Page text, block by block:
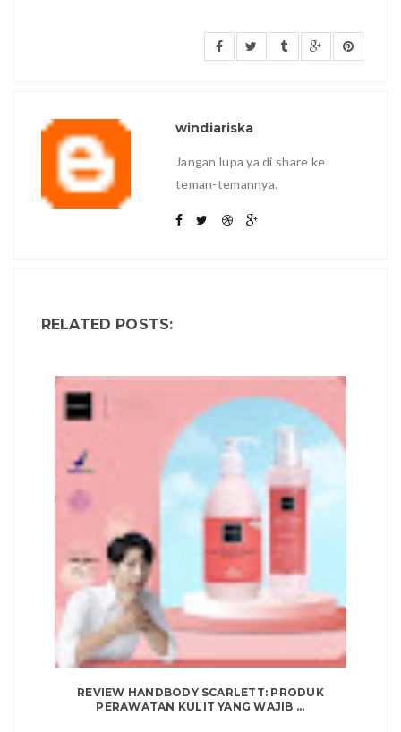
windiariska
Jangan lupa ya di share ke
teman-temannya.
RELATED POSTS:
REVIEW HANDBODY SCARLETT: PRODUK
PERAWATAN KULIT YANG WAJIB ...